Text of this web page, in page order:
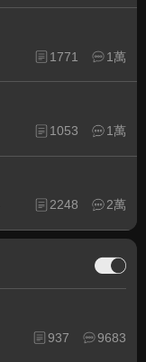
1771 1萬
1053 1萬
2248 2萬
937 9683